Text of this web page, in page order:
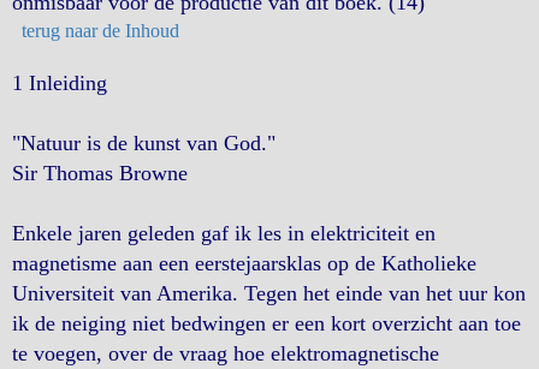
terug naar de Inhoud
1 Inleiding
"Natuur is de kunst van God."
Sir Thomas Browne
Enkele jaren geleden gaf ik les in elektriciteit en
magnetisme aan een eerstejaarsklas op de Katholieke
Universiteit van Amerika. Tegen het einde van het uur kon
ik de neiging niet bedwingen er een kort overzicht aan toe
te voegen, over de vraag hoe elektromagnetische